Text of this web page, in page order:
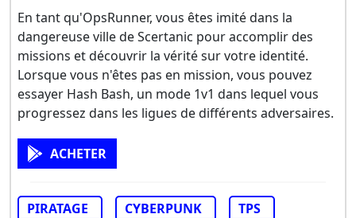
En tant qu'OpsRunner, vous êtes imité dans la
dangereuse ville de Scertanic pour accomplir des
missions et découvrir la vérité sur votre identité.
Lorsque vous n'êtes pas en mission, vous pouvez
essayer Hash Bash, un mode 1v1 dans lequel vous
progressez dans les ligues de différents adversaires.
ACHETER
PIRATAGE CYBERPUNK
TPS